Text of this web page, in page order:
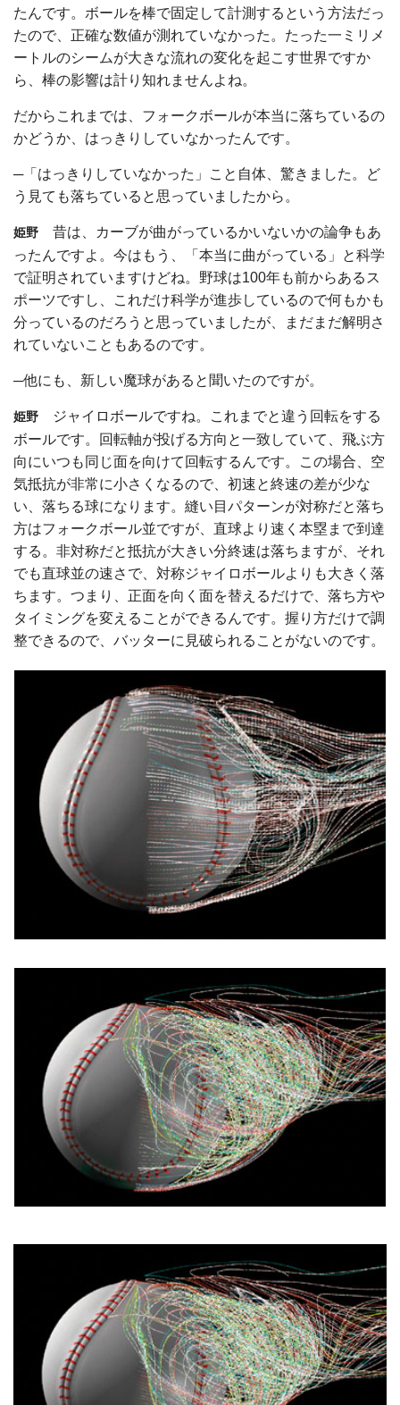
たんです。ボールを棒で固定して計測するという方法だっ
たので、正確な数値が測れていなかった。たった一ミリメ
ートルのシームが大きな流れの変化を起こす世界ですか
ら、棒の影響は計り知れませんよね。
だからこれまでは、フォークボールが本当に落ちているの
かどうか、はっきりしていなかったんです。
─「はっきりしていなかった」こと自体、驚きました。ど
う見ても落ちていると思っていましたから。
姫野 昔は、カーブが曲がっているかいないかの論争もあ
ったんですよ。今はもう、「本当に曲がっている」と科学
で証明されていますけどね。野球は100年も前からあるス
ポーツですし、これだけ科学が進歩しているので何もかも
分っているのだろうと思っていましたが、まだまだ解明さ
れていないこともあるのです。
─他にも、新しい魔球があると聞いたのですが。
姫野 ジャイロボールですね。これまでと違う回転をする
ボールです。回転軸が投げる方向と一致していて、飛ぶ方
向にいつも同じ面を向けて回転するんです。この場合、空
気抵抗が非常に小さくなるので、初速と終速の差が少な
い、落ちる球になります。縫い目パターンが対称だと落ち
方はフォークボール並ですが、直球より速く本塁まで到達
する。非対称だと抵抗が大きい分終速は落ちますが、それ
でも直球並の速さで、対称ジャイロボールよりも大きく落
ちます。つまり、正面を向く面を替えるだけで、落ち方や
タイミングを変えることができるんです。握り方だけで調
整できるので、バッターに見破られることがないのです。